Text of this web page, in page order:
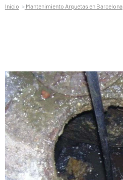
Inicio Mantenimiento Arquetas en Barcelona